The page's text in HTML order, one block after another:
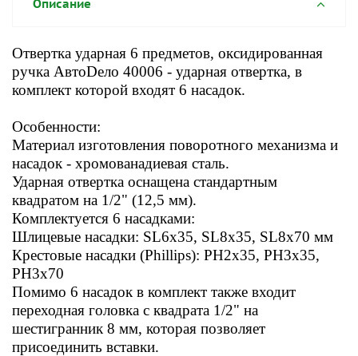
Описание
Отвертка ударная 6 предметов, оксидированная
ручка АвтоDело 40006 - ударная отвертка, в
комплект которой входят 6 насадок.
Особенности:
Материал изготовления поворотного механизма и
насадок - хромованадиевая сталь.
Ударная отвертка оснащена стандартным
квадратом на 1/2" (12,5 мм).
Комплектуется 6 насадками:
Шлицевые насадки: SL6x35, SL8x35, SL8x70 мм
Крестовые насадки (Phillips): PH2x35, PH3x35,
PH3x70
Помимо 6 насадок в комплект также входит
переходная головка с квадрата 1/2" на
шестигранник 8 мм, которая позволяет
присоединить вставки.